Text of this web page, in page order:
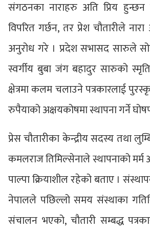
संगठनका नाराहरु अति प्रिय
विपरित गर्छन, तर प्रेश चौतारीले
अनुरोध गरे । प्रदेश सभासद सारुले
स्वर्गीय बुबा जंग बहादुर सारुको
क्षेत्रमा कलम चलाउने पत्रकारलाई
रुपैयाको अक्षयकोषमा स्थापना गर्ने
प्रेस चौतारीका केन्द्रीय सदस्य तथा
कमलराज तिमिल्सेनाले स्थापनाको मर्म
पाल्पा क्रियाशील रहेको बताए ।
नेपालले पछिल्लो समय संस्थाका
संचालन भएको, चौतारी सम्बद्ध